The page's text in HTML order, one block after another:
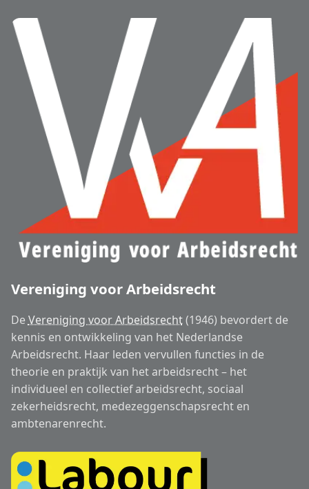
Vereniging voor Arbeidsrecht
De Vereniging voor Arbeidsrecht(1946) bevordert de
kennis en ontwikkeling van het Nederlandse
Arbeidsrecht. Haar leden vervullen functies in de
theorie en praktijk van het arbeidsrecht – het
individueel en collectief arbeidsrecht, sociaal
zekerheidsrecht, medezeggenschapsrecht en
ambtenarenrecht.